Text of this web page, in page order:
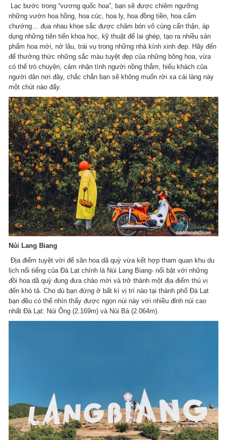
Lạc bước trong “vương quốc hoa”, bạn sẽ được chiêm ngưỡng
những vườn hoa hồng, hoa cúc, hoa ly, hoa đồng tiền, hoa cẩm
chướng… đua nhau khoe sắc được chăm bón vô cùng cẩn thận, áp
dụng những tiên tiến khoa học, kỹ thuật để lai ghép, tạo ra nhiều sản
phẩm hoa mới, nở lâu, trái vụ trong những nhà kính xinh đẹp. Hãy đến
để thưởng thức những sắc màu tuyệt đẹp của những bông hoa, vừa
có thể trò chuyện, cảm nhận tình người nồng thắm, hiếu khách của
người dân nơi đây, chắc chắn bạn sẽ không muốn rời xa cái làng này
một chút nào đấy.
Núi Lang Biang
Địa điểm tuyệt vời để săn hoa dã quỳ vừa kết hợp tham quan khu du
lịch nổi tiếng của Đà Lạt chính là Núi Lang Biang- nổi bật với những
đồi hoa dã quỳ đung đưa chào mời và trở thành một địa điểm thú vị
đến khó tả. Cho dù bạn đứng ở bất kì vị trí nào tại thành phố Đà Lạt
bạn đều có thế nhìn thấy được ngọn núi này với nhiều đỉnh núi cao
nhất Đà Lạt: Núi Ông (2.169m) và Núi Bà (2.064m).